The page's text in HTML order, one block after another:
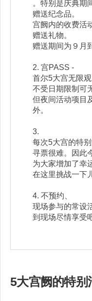
。特别是庆典期
赠送纪念品。
宫阙内的收费活
赠送礼物。
赠送期间为９月
2. 宫PASS -
首尔5大宫无限
不受日期限制可
但夜间活动项目
外。
3.
每次5大宫的特
寻票很难。因此
为大家增加了幸
在这里挑战一下
4. 不预约、
现场参与的常设
到现场尽情享受
5大宫阙的特别